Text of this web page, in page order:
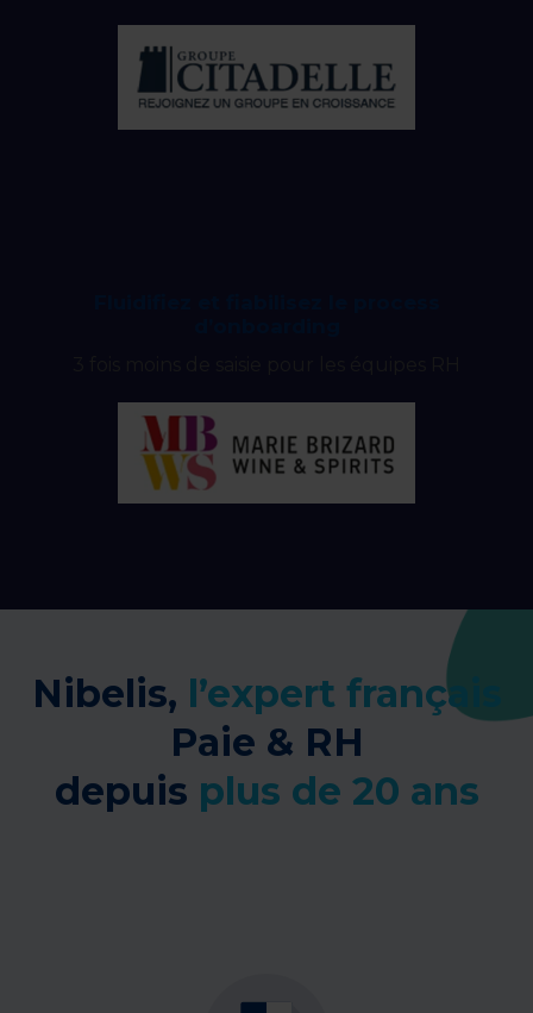
Nibelis, l’expert français
Paie & RH
depuis plus de 20 ans